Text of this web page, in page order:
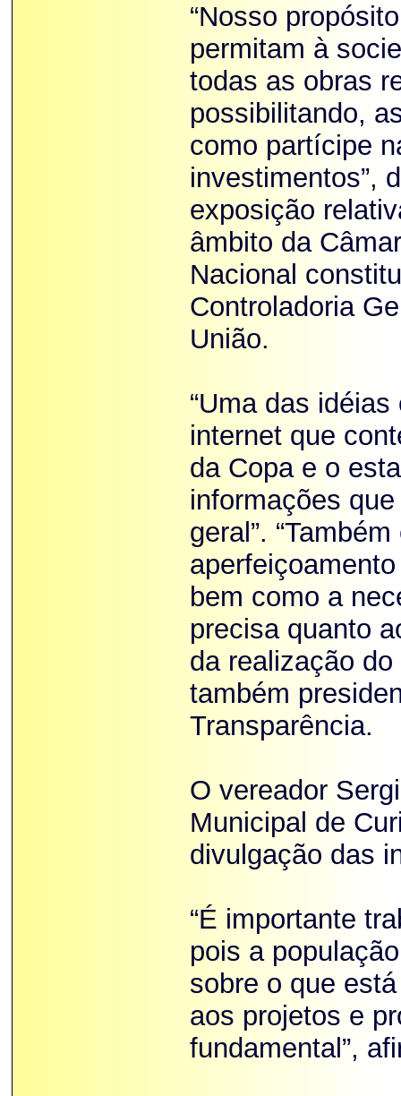
“Nosso
permitam à
todas as obras
possibilitando,
como partícipe
investimentos”,
exposição
âmbito da
Nacional
Controladoria
União.
“Uma das
internet que
da Copa e o
informações
geral”.
bem como a
precisa quanto
da realização
também
Transparência.
O vereador
Municipal de
divulgação das
“É importante
pois a
sobre o que
aos projetos e
fundamental”,